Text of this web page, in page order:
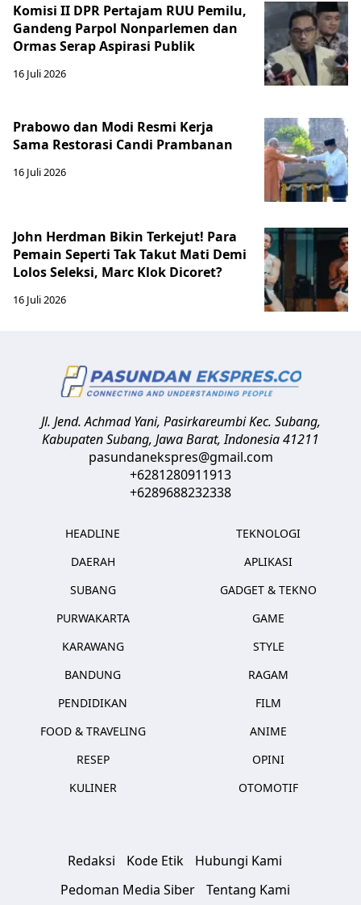
Komisi II DPR Pertajam RUU Pemilu,
Gandeng Parpol Nonparlemen dan
Ormas Serap Aspirasi Publik
16 Juli 2026
Prabowo dan Modi Resmi Kerja
Sama Restorasi Candi Prambanan
16 Juli 2026
John Herdman Bikin Terkejut! Para
Pemain Seperti Tak Takut Mati Demi
Lolos Seleksi, Marc Klok Dicoret?
16 Juli 2026
Jl. Jend. Achmad Yani, Pasirkareumbi Kec. Subang,
Kabupaten Subang, Jawa Barat,Indonesia41211
pasundanekspres@gmail.com
+6281280911913
+6289688232338
HEADLINE
DAERAH
SUBANG
PURWAKARTA
KARAWANG
BANDUNG
PENDIDIKAN
FOOD & TRAVELING
RESEP
KULINER
TEKNOLOGI
APLIKASI
GADGET & TEKNO
GAME
STYLE
RAGAM
FILM
ANIME
OPINI
OTOMOTIF
Redaksi Kode Etik
Hubungi Kami
Pedoman Media Siber
Tentang Kami